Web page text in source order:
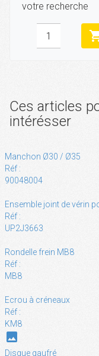
votre recherche
Ces articles
intérésser
Manchon Ø30 / Ø35
Réf :
90048004
Ensemble joint de vérin
Réf :
UP2J3663
Rondelle frein MB8
Réf :
MB8
Ecrou à créneaux
Réf :
KM8
photo
Disque gaufré